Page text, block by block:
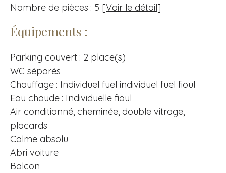
Nombre de pièces : 5 [Voir le détail]
Équipements :
Parking couvert : 2 place(s)
WC séparés
Chauffage : Individuel fuel individuel fuel fioul
Eau chaude : Individuelle fioul
Air conditionné, cheminée, double vitrage,
placards
Calme absolu
Abri voiture
Balcon